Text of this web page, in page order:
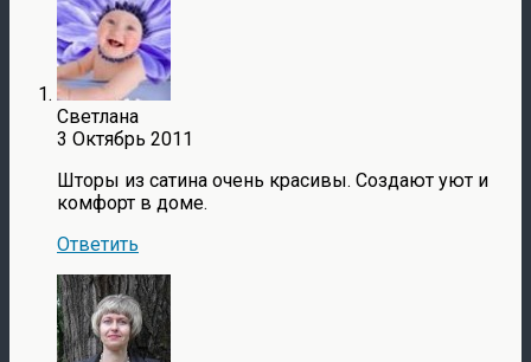
Светлана
3 Октябрь 2011
Шторы из сатина очень красивы. Создают уют и
комфорт в доме.
Ответить